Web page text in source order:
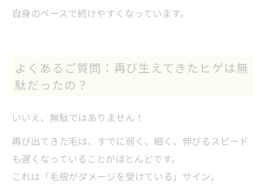
自身のペースで続けやすくなっています。
よくあるご質問：再び生えてきたヒゲは無
駄だったの？
いいえ、無駄ではありません！
再び出てきた毛は、すでに弱く、細く、伸びるスピード
も遅くなっていることがほとんどです。
これは「毛根がダメージを受けている」サイン。